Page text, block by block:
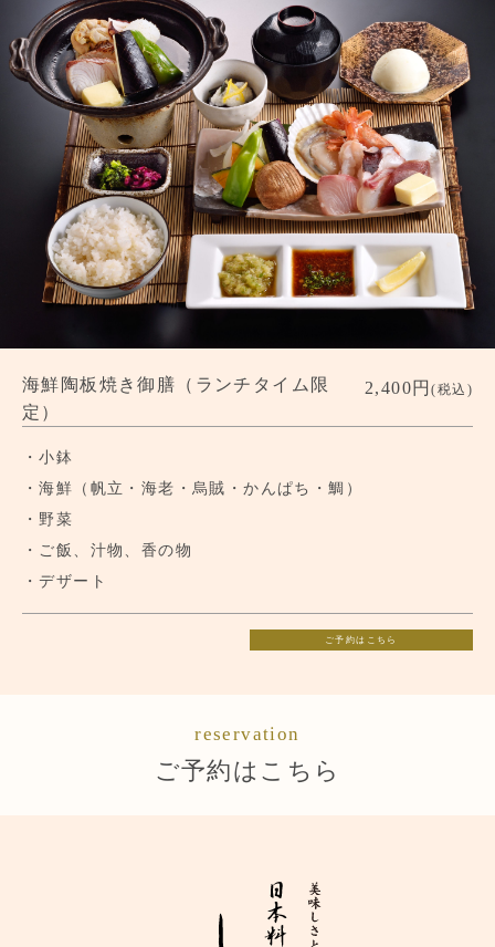
海鮮陶板焼き御膳（ランチタイム限
定）
2,400円(税込)
・小鉢
・海鮮（帆立・海老・烏賊・かんぱち・鯛）
・野菜
・ご飯、汁物、香の物
・デザート
ご予約はこちら
reservation
ご予約はこちら